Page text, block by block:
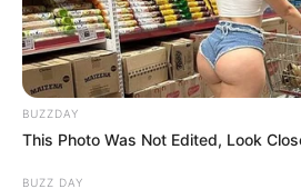
BUZZDAY
This Photo Was Not Edited, Look
BUZZ DAY